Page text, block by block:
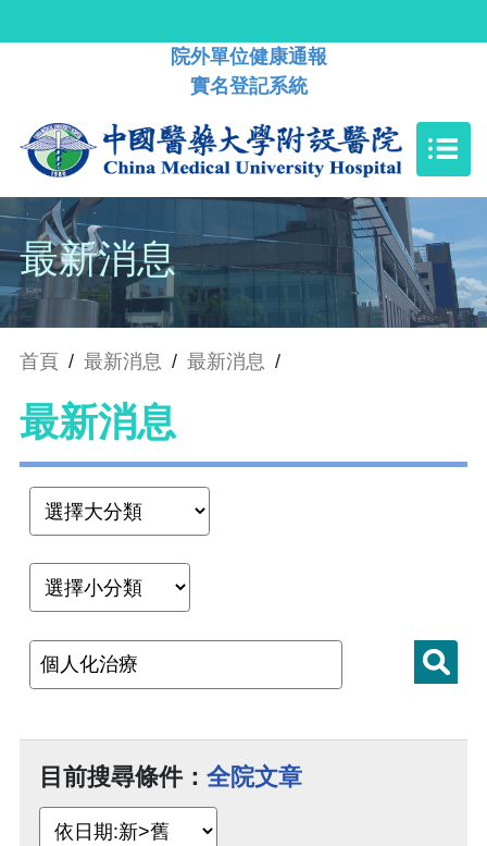
院外單位健康通報
實名登記系統
最新消息
首頁 / 最新消息 / 最新消息 /
最新消息
目前搜尋條件： 全院文章